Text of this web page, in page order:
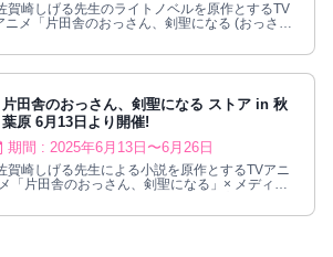
賀崎しげる先生のライトノベルを原作とするTV
ニメ「片田舎のおっさん、剣聖になる (おっさん
を使用した新作グッズが、2025年7月に発売され
やクリアファイルに登場。
片田舎のおっさん、剣聖になる ストア in 秋
葉原 6月13日より開催!
期間 : 2025年6月13日〜6月26日
賀崎しげる先生による小説を原作とするTVアニ
メ「片田舎のおっさん、剣聖になる」× メディコ
トレ秋葉原にて2025年6月13日〜6月26日まで開